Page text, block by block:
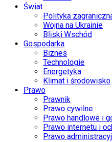
Świat
Polityka
Wojna na Ukrainie
Bliski Wschód
Gospodarka
Biznes
Technologie
Energetyka
Klimat i środowisko
Prawo
Prawnik
Prawo cywilne
Prawo handlowe i
Prawo internetu i
Prawo